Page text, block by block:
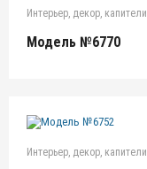
Интерьер, декор, капители
Модель №6770
Интерьер, декор, капители